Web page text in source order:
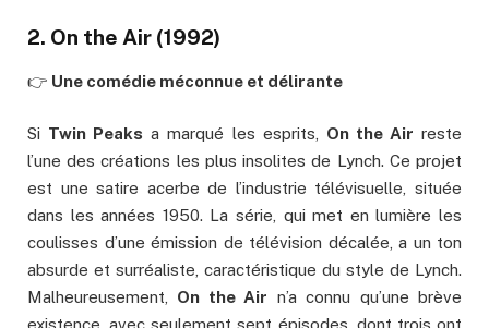
2. On the Air (1992)
👉 Une comédie méconnue et délirante
Si Twin Peaks a marqué les esprits, On the Air reste
l’une des créations les plus insolites de Lynch. Ce projet
est une satire acerbe de l’industrie télévisuelle, située
dans les années 1950. La série, qui met en lumière les
coulisses d’une émission de télévision décalée, a un ton
absurde et surréaliste, caractéristique du style de Lynch.
Malheureusement, On the Air n’a connu qu’une brève